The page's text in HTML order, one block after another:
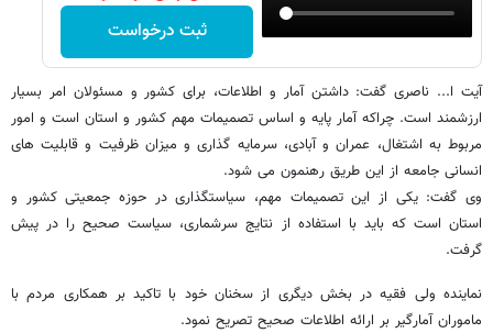
ثبت درخواست
آیت ا... ناصری گفت: داشتن آمار و اطلاعات، برای کشور و مسئولان امر بسیار
ارزشمند است. چراکه آمار پایه و اساس تصمیمات مهم کشور و استان است و امور
مربوط به اشتغال، عمران و آبادی، سرمایه گذاری و میزان ظرفیت و قابلیت های
انسانی جامعه از این طریق رهنمون می شود.
وی گفت: یکی از این تصمیمات مهم، سیاستگذاری در حوزه جمعیتی کشور و
استان است که باید با استفاده از نتایج سرشماری، سیاست صحیح را در پیش
گرفت.
نماینده ولی فقیه در بخش دیگری از سخنان خود با تاکید بر همکاری مردم با
ماموران آمارگیر بر ارائه اطلاعات صحیح تصریح نمود.